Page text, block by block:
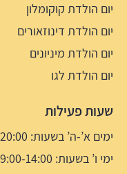
יום הולדת קוקומלון
יום הולדת דינוזאורים
יום הולדת מיניונים
יום הולדת לגו
שעות פעילות
ימים א’-ה’ בשעות: 09:00-20:00
ימי ו’ בשעות: 09:00-14:00